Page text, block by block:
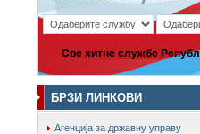
Све хитне службе
БРЗИ ЛИНКОВИ
Агенција за државну управу